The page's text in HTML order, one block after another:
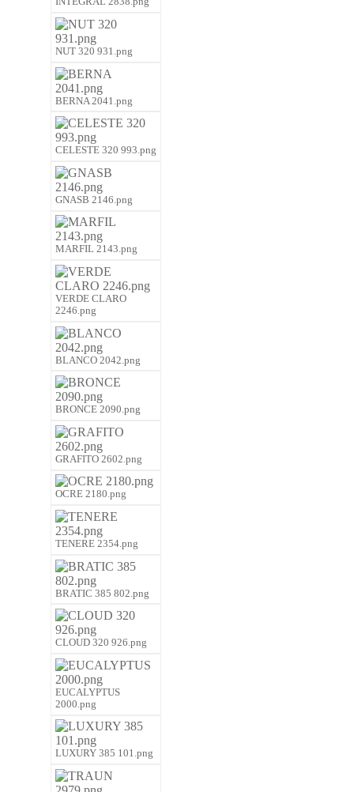
NUT 320 931.png
BERNA 2041.png
CELESTE 320 993.png
GNASB 2146.png
MARFIL 2143.png
VERDE CLARO
2246.png
BLANCO 2042.png
BRONCE 2090.png
GRAFITO 2602.png
OCRE 2180.png
TENERE 2354.png
BRATIC 385 802.png
CLOUD 320 926.png
EUCALYPTUS
2000.png
LUXURY 385 101.png